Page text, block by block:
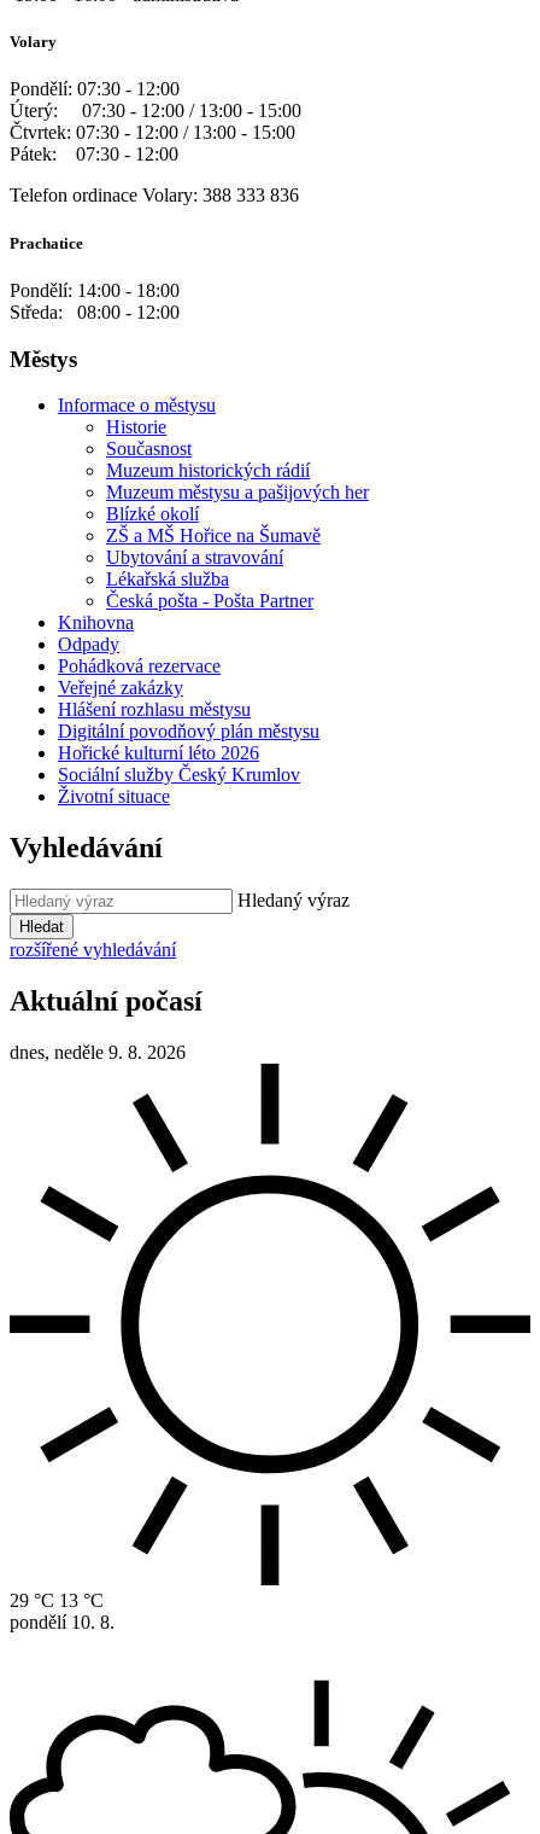
Volary
Pondělí: 07:30 - 12:00
Úterý: 07:30 - 12:00 / 13:00 - 15:00
Čtvrtek: 07:30 - 12:00 / 13:00 - 15:00
Pátek: 07:30 - 12:00
Telefon ordinace Volary: 388 333 836
Prachatice
Pondělí: 14:00 - 18:00
Středa: 08:00 - 12:00
Městys
Informace o městysu
Historie
Současnost
Muzeum historických rádií
Muzeum městysu a pašijových her
Blízké okolí
ZŠ a MŠ Hořice na Šumavě
Ubytování a stravování
Lékařská služba
Česká pošta - Pošta Partner
Knihovna
Odpady
Pohádková rezervace
Veřejné zakázky
Hlášení rozhlasu městysu
Digitální povodňový plán městysu
Hořické kulturní léto 2026
Sociální služby Český Krumlov
Životní situace
Vyhledávání
Hledaný výraz
Hledat
rozšířené vyhledávání
Aktuální počasí
dnes, neděle 9. 8. 2026
29 °C 13 °C
pondělí 10. 8.